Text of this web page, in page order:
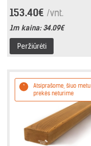
153.40€ /vnt.
1m kaina:34.09€
Peržiūrėti
Atsiprašome, šiuo metu
prekės neturime